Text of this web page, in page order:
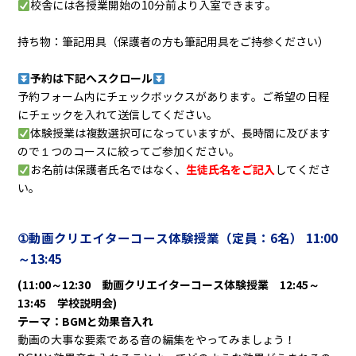
校舎には各授業開始の10分前より入室できます。
持ち物：筆記用具（保護者の方も筆記用具をご持参ください）
予約は下記へスクロール
予約フォーム内にチェックボックスがあります。ご希望の日程
にチェックを入れて送信してください。
体験授業は複数選択可になっていますが、長時間に及びます
ので１つのコースに絞ってご参加ください。
お名前は保護者氏名ではなく、 生徒氏名をご記入してくださ
い。
①動画クリエイターコース体験授業（定員：6名） 11:00
～13:45
(11:00～12:30 動画クリエイターコース体験授業 12:45～
13:45 学校説明会)
テーマ：BGMと効果音入れ
動画の大事な要素である音の編集をやってみましょう！